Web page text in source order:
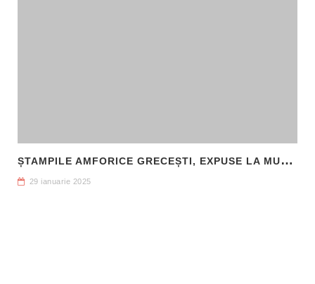
Ș
TAMPILE AMFORICE GRECEȘTI, EXPUSE LA MUZEUL DE ARHEOLOGIE CALLATIS MANGALIA
29 ianuarie 2025